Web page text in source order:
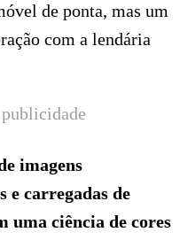
de ponta, mas um
com a lendária
imagens
e carregadas de
uma ciência de cores